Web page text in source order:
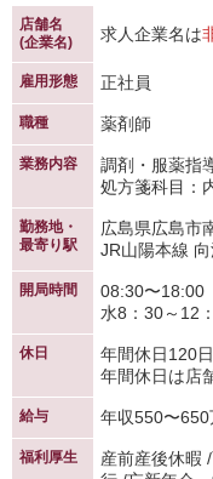
店舗名
(企業名)
求人企業名は
雇用形態 正社員
職種 薬剤師
業務内容
調剤・服薬指
処方箋科目：
勤務地・
最寄り駅
広島県広島市
JR山陽本線
開局時間
08:30〜18:00
水8：30～12
休日
年間休日120日
年間休日は店
給与 年収550〜650
福利厚生
産前産後休暇